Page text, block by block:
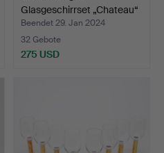
Glasgeschirrset „Chateau“
…
Beendet 29. Jan 2024
32 Gebote
275 USD